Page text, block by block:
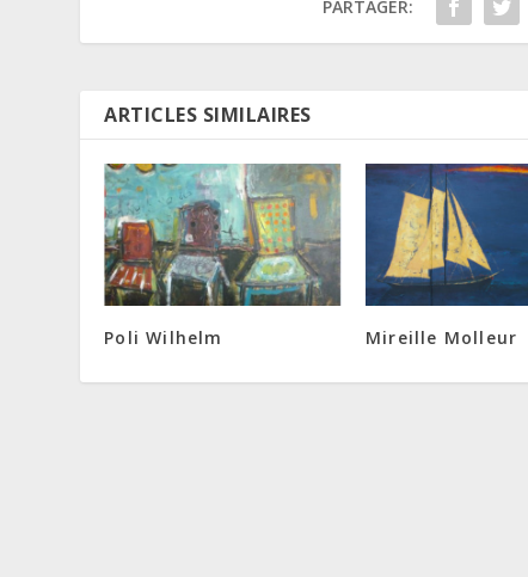
PARTAGER:
ARTICLES SIMILAIRES
Poli Wilhelm Mireille Molleur